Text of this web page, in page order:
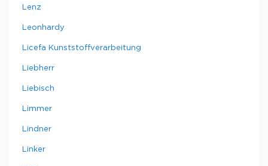
Lenz
Leonhardy
Licefa Kunststoffverarbeitung
Liebherr
Liebisch
Limmer
Lindner
Linker